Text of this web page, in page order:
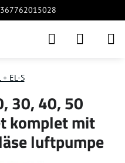
+ EL-S
30, 40, 50
komplet mit
luftpumpe